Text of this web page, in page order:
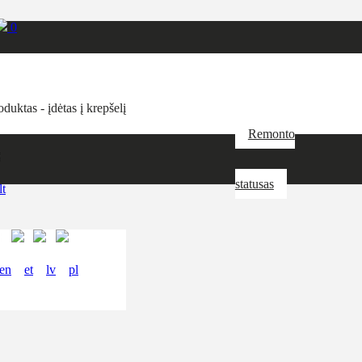
0
- įdėtas į krepšelį
Remonto
statusas